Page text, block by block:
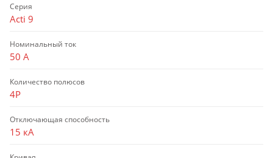
Серия
Acti 9
Номинальный ток
50 А
Количество полюсов
4P
Отключающая способность
15 кА